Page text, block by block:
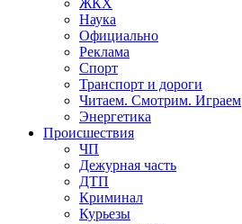
ЖКХ
Наука
Официально
Реклама
Спорт
Транспорт и дороги
Читаем. Смотрим. Играем
Энергетика
Происшествия
ЧП
Дежурная часть
ДТП
Криминал
Курьезы